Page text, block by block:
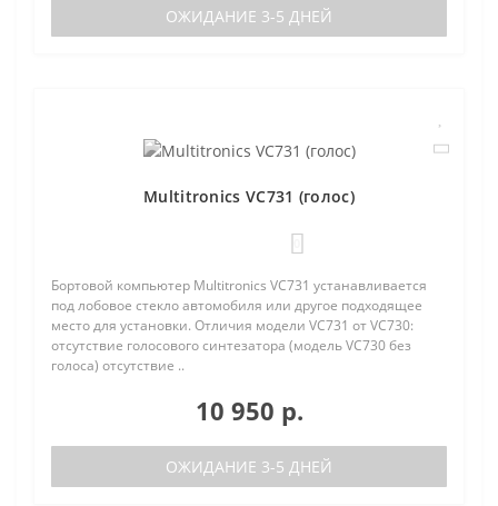
ОЖИДАНИЕ 3-5 ДНЕЙ
Multitronics VC731 (голос)
Бортовой компьютер Multitronics VC731 устанавливается
под лобовое стекло автомобиля или другое подходящее
место для установки. Отличия модели VC731 от VC730:
отсутствие голосового синтезатора (модель VC730 без
голоса) отсутствие ..
10 950 р.
ОЖИДАНИЕ 3-5 ДНЕЙ